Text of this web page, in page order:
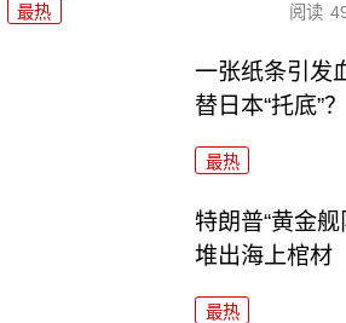
最热 阅读
一张纸条引发
替日本“托底”？
最热
特朗普“黄金
堆出海上棺材
最热